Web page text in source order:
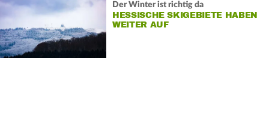
Der Winter ist richtig da
HESSISCHE SKIGEBIETE HABEN
WEITER AUF